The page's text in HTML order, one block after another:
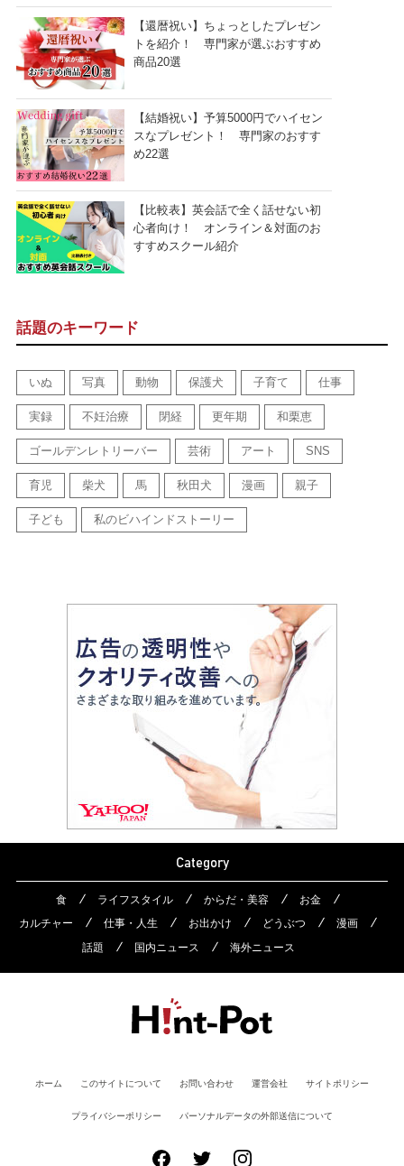
【還暦祝い】ちょっとしたプレゼン
トを紹介！ 専門家が選ぶおすすめ
商品20選
【結婚祝い】予算5000円でハイセン
スなプレゼント！ 専門家のおすす
め22選
【比較表】英会話で全く話せない初
心者向け！ オンライン＆対面のお
すすめスクール紹介
話題のキーワード
いぬ 写真 動物 保護犬 子育て 仕事
実録 不妊治療 閉経 更年期 和栗恵
ゴールデンレトリーバー 芸術 アート SNS
育児 柴犬 馬 秋田犬 漫画 親子
子ども 私のビハインドストーリー
Category
食 ライフスタイル からだ・美容
お金
カルチャー
仕事・人生 お出かけ どうぶつ
漫画
話題
国内ニュース 海外ニュース
ホーム このサイトについて お問い合わせ 運営会社 サイトポリシー
プライバシーポリシー パーソナルデータの外部送信について